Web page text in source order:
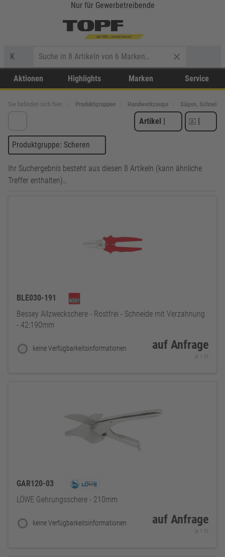
Nur für Gewerbetreibende
K
Aktionen Highlights Marken Service
Sie befinden sich hier: Produktgruppen Handwerkzeuge Sägen,
Artikel | |
Produktgruppe: Scheren
Ihr Suchergebnis besteht aus diesen 8 Artikeln (kann ähnliche
Treffer enthalten)…
BLE030-191
Bessey Allzweckschere - Rostfrei - Schneide mit Verzahnung
- 42:190mm
keine Verfügbarkeitsinformationen auf Anfrage
je 1 St
GAR120-03
LÖWE Gehrungsschere - 210mm
keine Verfügbarkeitsinformationen auf Anfrage
je 1 St